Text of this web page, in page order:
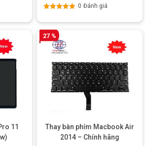
0 Đánh giá
11
27 %
Thay bàn phím Macbook Air
2014 – Chính hãng